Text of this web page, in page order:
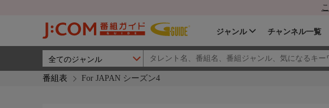
ジャンル チャンネル一覧
番組表 For JAPAN シーズン4